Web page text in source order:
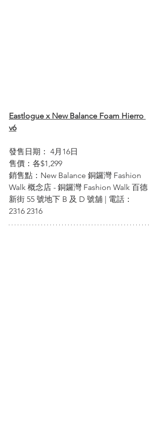
Eastlogue x New Balance Foam Hierro
v6
發售日期： 4月16日
售價：各$1,299
銷售點：New Balance 銅鑼灣 Fashion
Walk 概念店 - 銅鑼灣 Fashion Walk 百德
新街 55 號地下 B 及 D 號舖 | 電話：
2316 2316